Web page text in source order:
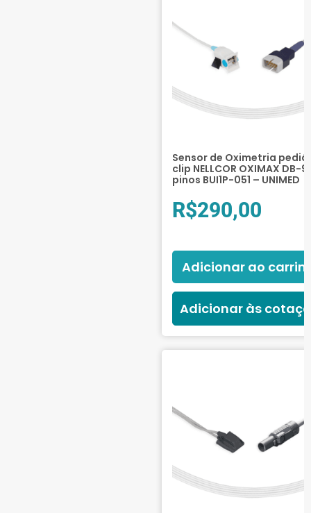
Sensor de Oximetria
clip NELLCOR OXIMAX DB-9
pinos BUI1P-051 – UNIMED
R$290,00
Adicionar ao
Adicionar às